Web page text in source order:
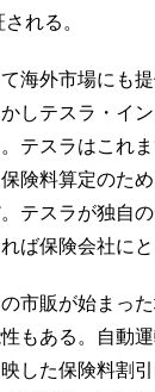
れる。
海外市場にも
しテスラ・イ
テスラはこれ
険料算定のた
テスラが独自
ば保険会社に
市販が始まっ
もある。自動
した保険料割